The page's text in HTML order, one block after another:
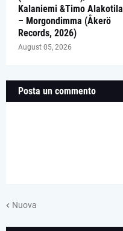
Kalaniemi &Timo Alakotila
– Morgondimma (Åkerö
Records, 2026)
August 05, 2026
Posta un commento
Nuova